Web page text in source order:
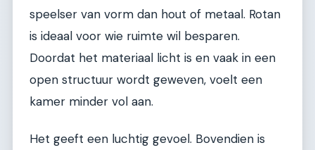
speelser van vorm dan hout of metaal. Rotan
is ideaal voor wie ruimte wil besparen.
Doordat het materiaal licht is en vaak in een
open structuur wordt geweven, voelt een
kamer minder vol aan.
Het geeft een luchtig gevoel. Bovendien is